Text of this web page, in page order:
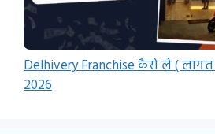
Delhivery Franchise कैसे ले ( लागत ,
2026